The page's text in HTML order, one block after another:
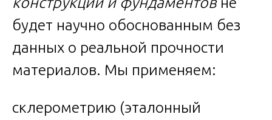
будет научно обоснованным без
данных о реальной прочности
материалов. Мы применяем:
склерометрию (эталонный